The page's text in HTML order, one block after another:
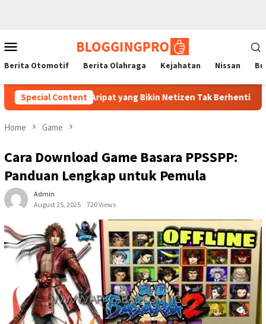
to
contentMenu
Berita Otomotif Berita Olahraga Kejahatan Nissan
Special Content
Aripat yang Bikin Netizen Tak Berhenti Mengucapkan Wow
Home Game
Cara Download Game Basara PPSSPP:
Panduan Lengkap untuk Pemula
Admin
August 25, 2025
720 Views